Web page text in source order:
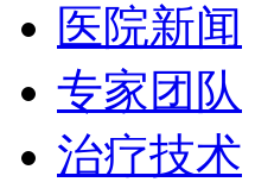
医院新闻
专家团队
治疗技术